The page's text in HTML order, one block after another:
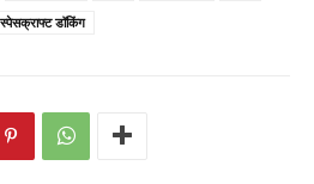
स्पेसक्राफ्ट डॉकिंग